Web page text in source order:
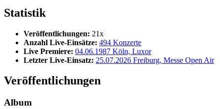
Statistik
Veröffentlichungen: 21x
Anzahl Live-Einsätze: 494 Konzerte
Live Premiere: 04.06.1987 Köln, Luxor
Letzter Live-Einsatz: 25.07.2026 Freiburg, Messe Open Air
Veröffentlichungen
Album